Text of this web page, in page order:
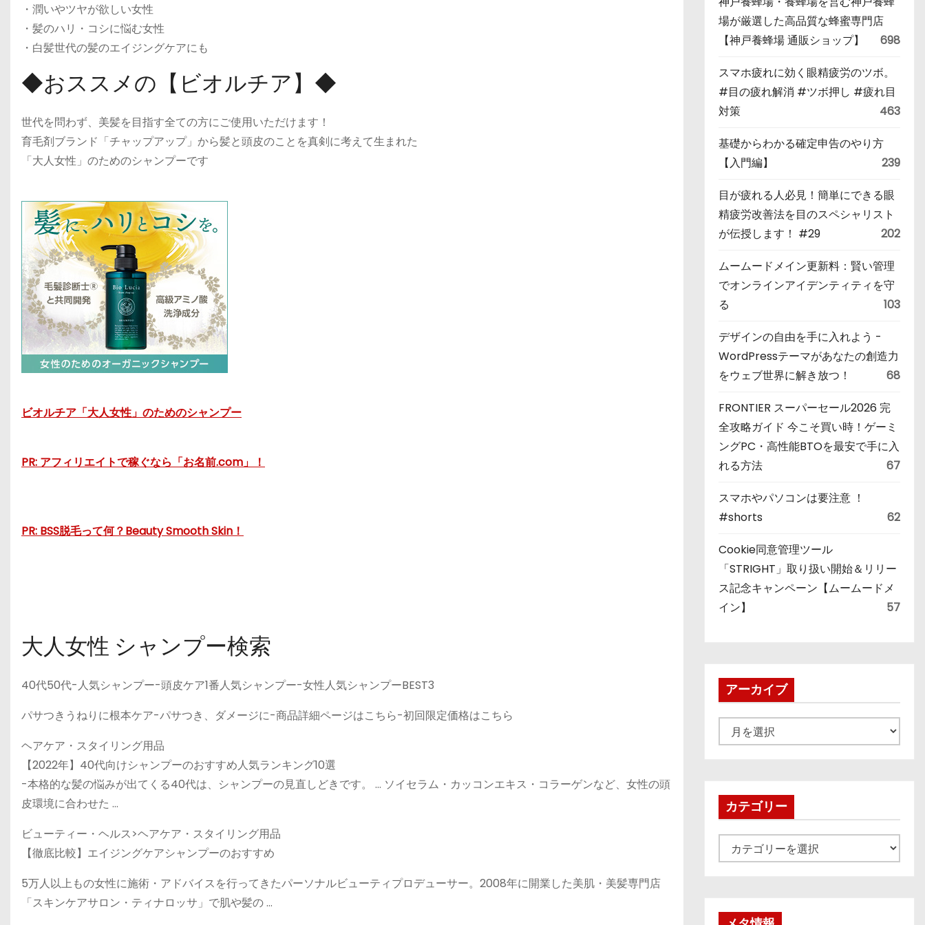
・潤いやツヤが欲しい女性
・髪のハリ・コシに悩む女性
・白髪世代の髪のエイジングケアにも
◆おススメの【ビオルチア】◆
世代を問わず、美髪を目指す全ての方にご使用いただけます！
育毛剤ブランド「チャップアップ」から髪と頭皮のことを真剣に考えて生まれた
「大人女性」のためのシャンプーです
ビオルチア「大人女性」のためのシャンプー
PR: アフィリエイトで稼ぐなら「お名前.com」！
PR: BSS脱毛って何？Beauty Smooth Skin！
大人女性 シャンプー検索
40代50代-人気シャンプー-頭皮ケア1番人気シャンプー-女性人気シャンプーBEST3
パサつきうねりに根本ケア-パサつき、ダメージに-商品詳細ページはこちら-初回限定価格はこちら
ヘアケア・スタイリング用品
【2022年】40代向けシャンプーのおすすめ人気ランキング10選
-本格的な髪の悩みが出てくる40代は、シャンプーの見直しどきです。 … ソイセラム・カッコンエキス・コラーゲンなど、女性の頭
皮環境に合わせた …
ビューティー・ヘルス>ヘアケア・スタイリング用品
【徹底比較】エイジングケアシャンプーのおすすめ
5万人以上もの女性に施術・アドバイスを行ってきたパーソナルビューティプロデューサー。2008年に開業した美肌・美髪専門店
「スキンケアサロン・ティナロッサ」で肌や髪の …
場が厳選した高品質な蜂蜜専門店
【神戸養蜂場 通販ショップ】
698
スマホ疲れに効く眼精疲労のツボ。
#目の疲れ解消 #ツボ押し #疲れ目
対策
463
基礎からわかる確定申告のやり方
【入門編】
239
目が疲れる人必見！簡単にできる眼
精疲労改善法を目のスペシャリスト
が伝授します！ #29
202
ムームードメイン更新料：賢い管理
でオンラインアイデンティティを守
る
103
デザインの自由を手に入れよう -
WordPressテーマがあなたの創造力
をウェブ世界に解き放つ！
68
FRONTIER スーパーセール2026 完
全攻略ガイド 今こそ買い時！ゲーミ
ングPC・高性能BTOを最安で手に入
れる方法
67
スマホやパソコンは要注意 ！
#shorts
62
Cookie同意管理ツール
「STRIGHT」取り扱い開始＆リリー
ス記念キャンペーン【ムームードメ
イン】
57
アーカイブ
ー
ブカテゴリー
テ